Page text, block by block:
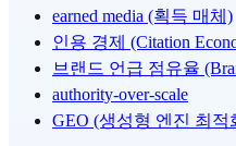
earned media (획득 매체)
인용 경제 (Citation
브랜드 언급 점유율
authority-over-scale
GEO (생성형 엔진 최적